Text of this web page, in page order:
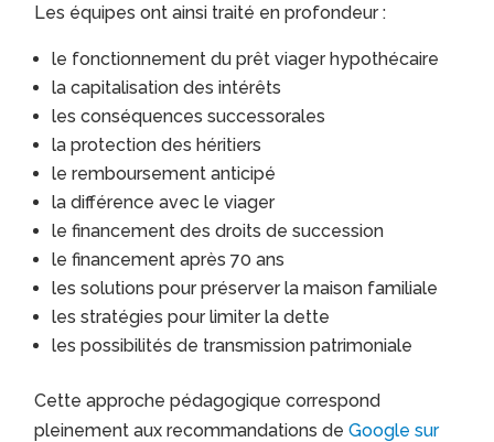
Les équipes ont ainsi traité en profondeur :
le fonctionnement du prêt viager hypothécaire
la capitalisation des intérêts
les conséquences successorales
la protection des héritiers
le remboursement anticipé
la différence avec le viager
le financement des droits de succession
le financement après 70 ans
les solutions pour préserver la maison familiale
les stratégies pour limiter la dette
les possibilités de transmission patrimoniale
Cette approche pédagogique correspond
pleinement aux recommandations deGoogle sur